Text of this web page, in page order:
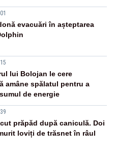
evacuări în așteptarea
lui Bolojan le cere
amâne spălatul pentru a
de energie
prăpăd după caniculă. Doi
loviți de trăsnet în râul